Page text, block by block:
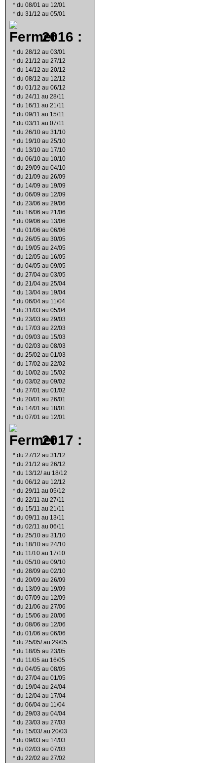
* du 08/01 au 12/01
* du 31/12 au 05/01
2016 :
* du 28/12 au 03/01
* du 21/12 au 27/12
* du 14/12 au 20/12
* du 08/12 au 12/12
* du 01/12 au 06/12
* du 24/11 au 28/11
* du 16/11 au 21/11
* du 09/11 au 15/11
* du 03/11 au 07/11
* du 26/10 au 31/10
* du 19/10 au 25/10
* du 13/10 au 17/10
* du 06/10 au 10/10
* du 29/09 au 04/10
* du 21/09 au 26/09
* du 14/09 au 19/09
* du 06/09 au 12/09
* du 23/06 au 29/06
* du 16/06 au 21/06
* du 09/06 au 13/06
* du 01/06 au 06/06
* du 26/05 au 30/05
* du 19/05 au 24/05
* du 12/05 au 16/05
* du 04/05 au 09/05
* du 27/04 au 03/05
* du 21/04 au 25/04
* du 13/04 au 19/04
* du 06/04 au 11/04
* du 31/03 au 05/04
* du 23/03 au 29/03
* du 17/03 au 22/03
* du 09/03 au 15/03
* du 02/03 au 08/03
* du 25/02 au 01/03
* du 17/02 au 22/02
* du 10/02 au 15/02
* du 03/02 au 09/02
* du 27/01 au 01/02
* du 20/01 au 26/01
* du 14/01 au 18/01
* du 07/01 au 12/01
2017 :
* du 27/12 au 31/12
* du 21/12 au 26/12
* du 13/12/ au 18/12
* du 06/12 au 12/12
* du 29/11 au 05/12
* du 22/11 au 27/11
* du 15/11 au 21/11
* du 09/11 au 13/11
* du 02/11 au 06/11
* du 25/10 au 31/10
* du 18/10 au 24/10
* du 11/10 au 17/10
* du 05/10 au 09/10
* du 28/09 au 02/10
* du 20/09 au 26/09
* du 13/09 au 19/09
* du 07/09 au 12/09
* du 21/06 au 27/06
* du 15/06 au 20/06
* du 08/06 au 12/06
* du 01/06 au 06/06
* du 25/05/ au 29/05
* du 18/05 au 23/05
* du 11/05 au 16/05
* du 04/05 au 08/05
* du 27/04 au 01/05
* du 19/04 au 24/04
* du 12/04 au 17/04
* du 06/04 au 11/04
* du 29/03 au 04/04
* du 23/03 au 27/03
* du 15/03/ au 20/03
* du 09/03 au 14/03
* du 02/03 au 07/03
* du 22/02 au 27/02